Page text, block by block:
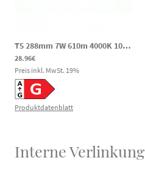
T5 288mm 7W 610m 4000K 10-30V DC LED Notlicht Röhre
28.96€
Preis inkl. MwSt. 19%
Produktdatenblatt
Interne Verlinkung